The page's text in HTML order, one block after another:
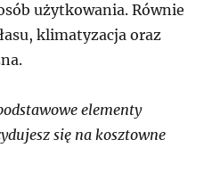
użytkowania. Równie
klimatyzacja oraz
elementy
się na kosztowne